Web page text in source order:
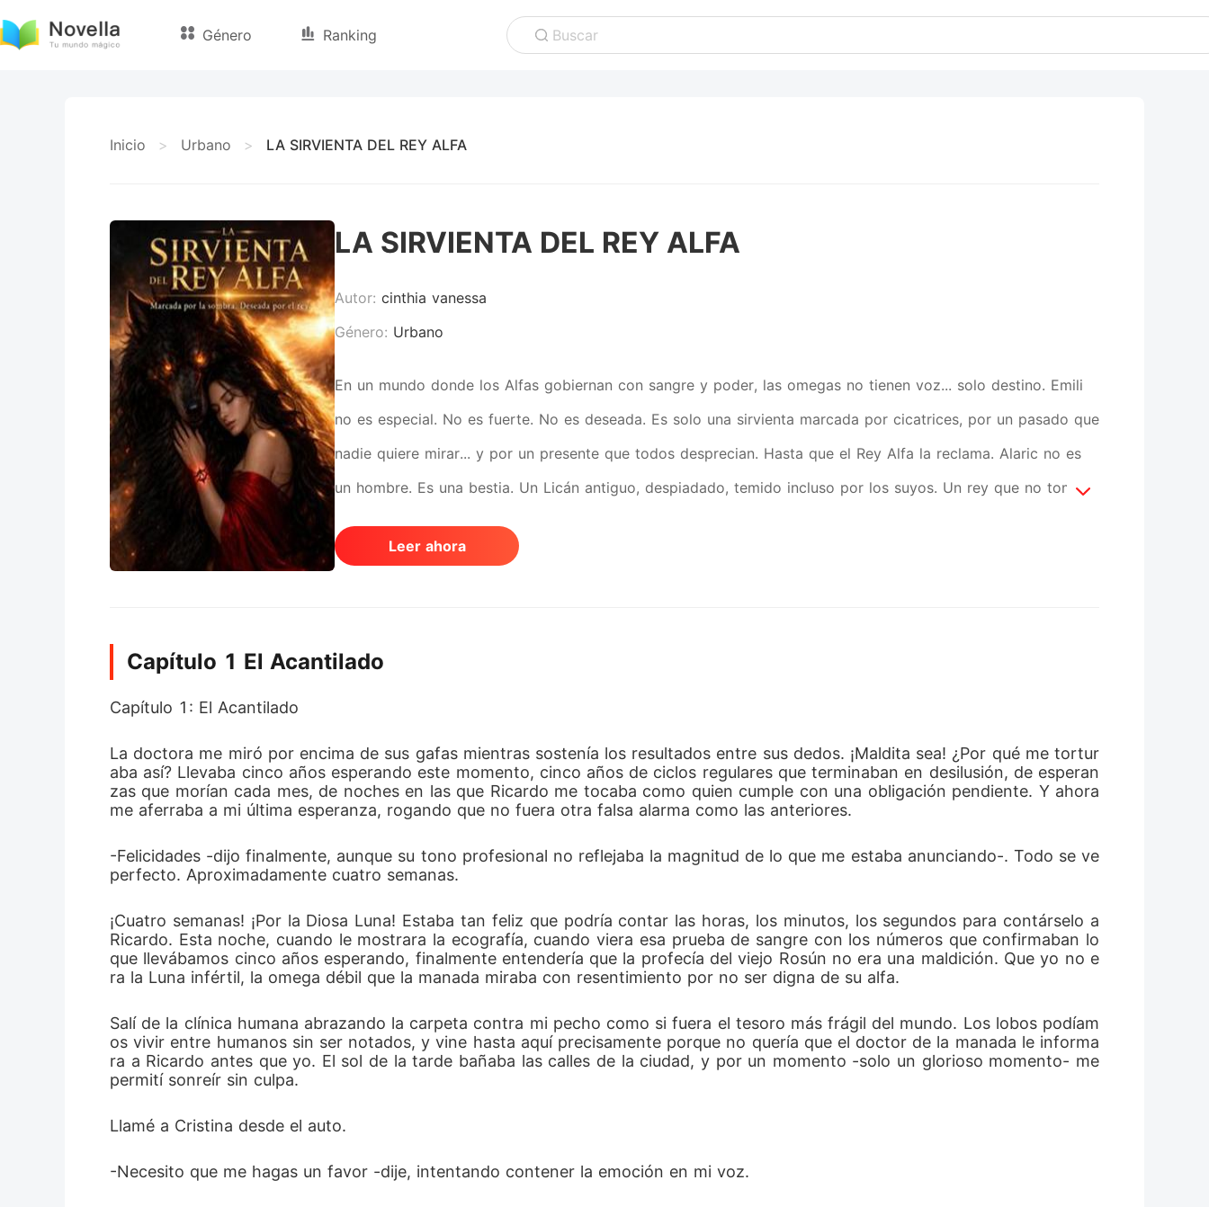
Género Ranking Buscar
Inicio > Urbano > LA SIRVIENTA DEL REY ALFA
LA SIRVIENTA DEL REY ALFA
Autor: cinthia vanessa
Género: Urbano
En un mundo donde los Alfas gobiernan con sangre y poder, las omegas no tienen voz... solo destino. Emili
no es especial. No es fuerte. No es deseada. Es solo una sirvienta marcada por cicatrices, por un pasado que
nadie quiere mirar... y por un presente que todos desprecian. Hasta que el Rey Alfa la reclama. Alaric no es
un hombre. Es una bestia. Un Licán antiguo, despiadado, temido incluso por los suyos. Un rey que no toma...
arrasa. Pero cuando sus caminos se cruzan, algo imposible sucede: la marca. Una conexión prohibida. Un
vínculo que no debería existir. Una omega rota... unida al depredador más peligroso del mundo. Mientras
quieren. Algo que ni ella misma entiende. Y cuando la verdad salga a la luz... no habrá reino que sobreviva.
Leer ahora
Capítulo 1 El Acantilado
Capítulo 1: El Acantilado
La doctora me miró por encima de sus gafas mientras sostenía los resultados entre sus dedos. ¡Maldita sea! ¿Por qué me tortur
aba así? Llevaba cinco años esperando este momento, cinco años de ciclos regulares que terminaban en desilusión, de esperan
zas que morían cada mes, de noches en las que Ricardo me tocaba como quien cumple con una obligación pendiente. Y ahora
me aferraba a mi última esperanza, rogando que no fuera otra falsa alarma como las anteriores.
-Felicidades -dijo finalmente, aunque su tono profesional no reflejaba la magnitud de lo que me estaba anunciando-. Todo se ve
perfecto. Aproximadamente cuatro semanas.
¡Cuatro semanas! ¡Por la Diosa Luna! Estaba tan feliz que podría contar las horas, los minutos, los segundos para contárselo a
Ricardo. Esta noche, cuando le mostrara la ecografía, cuando viera esa prueba de sangre con los números que confirmaban lo
que llevábamos cinco años esperando, finalmente entendería que la profecía del viejo Rosún no era una maldición. Que yo no e
ra la Luna infértil, la omega débil que la manada miraba con resentimiento por no ser digna de su alfa.
Salí de la clínica humana abrazando la carpeta contra mi pecho como si fuera el tesoro más frágil del mundo. Los lobos podíam
os vivir entre humanos sin ser notados, y vine hasta aquí precisamente porque no quería que el doctor de la manada le informa
ra a Ricardo antes que yo. El sol de la tarde bañaba las calles de la ciudad, y por un momento -solo un glorioso momento- me
permití sonreír sin culpa.
Llamé a Cristina desde el auto.
-Necesito que me hagas un favor -dije, intentando contener la emoción en mi voz.